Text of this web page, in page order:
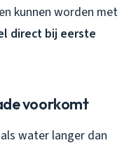
kunnen worden met
direct bij eerste
voorkomt
water langer dan